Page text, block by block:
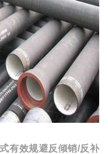
有效规避反倾销/反补